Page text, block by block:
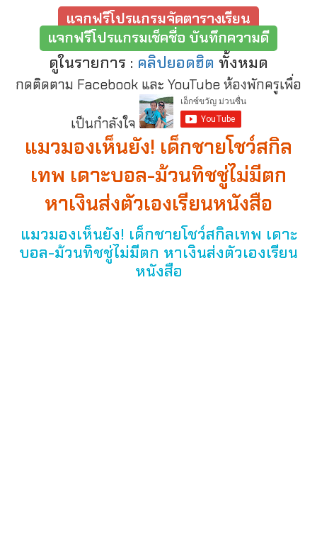
แจกฟรีโปรแกรมจัดตารางเรียน
แจกฟรีโปรแกรมเช็คชื่อ บันทึกความดี
ดูในรายการ : คลิปยอดฮิต ทั้งหมด
กดติดตาม Facebook และ YouTube ห้องพักครูเพื่อ
เป็นกำลังใจ
แมวมองเห็นยัง! เด็กชายโชว์สกิล
เทพ เดาะบอล-ม้วนทิชชู่ไม่มีตก
หาเงินส่งตัวเองเรียนหนังสือ
แมวมองเห็นยัง! เด็กชายโชว์สกิลเทพ เดาะ
บอล-ม้วนทิชชู่ไม่มีตก หาเงินส่งตัวเองเรียน
หนังสือ